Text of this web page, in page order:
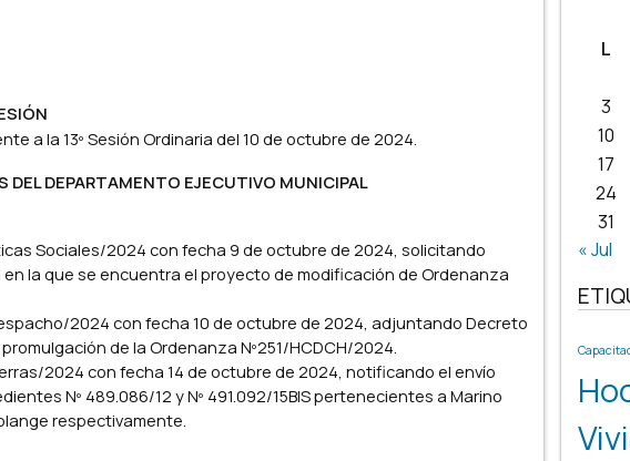
a la 13º Sesión Ordinaria del 10 de octubre de 2024.
DEL DEPARTAMENTO EJECUTIVO MUNICIPAL
Sociales/2024 con fecha 9 de octubre de 2024, solicitando
la que se encuentra el proyecto de modificación de Ordenanza
2024 con fecha 10 de octubre de 2024, adjuntando Decreto
de la Ordenanza Nº251/HCDCH/2024.
2024 con fecha 14 de octubre de 2024, notificando el envío
Nº 489.086/12 y Nº 491.092/15BIS pertenecientes a Marino
respectivamente.
L
3
10
17
24
31
« Jul